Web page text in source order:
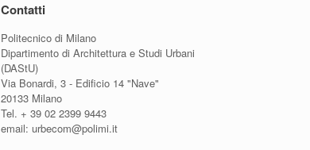
Contatti
Politecnico di Milano
Dipartimento di Architettura e Studi Urbani
(DAStU)
Via Bonardi, 3 - Edificio 14 "Nave"
20133 Milano
Tel. + 39 02 2399 9443
email: urbecom@polimi.it